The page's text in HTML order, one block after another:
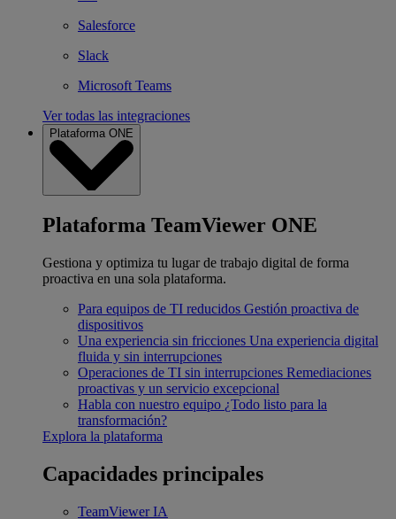
Salesforce
Slack
Microsoft Teams
Ver todas las integraciones
Plataforma ONE
Plataforma TeamViewer ONE
Gestiona y optimiza tu lugar de trabajo digital de forma
proactiva en una sola plataforma.
Para equipos de TI reducidos Gestión proactiva de
dispositivos
Una experiencia sin fricciones Una experiencia digital
fluida y sin interrupciones
Operaciones de TI sin interrupciones Remediaciones
proactivas y un servicio excepcional
Habla con nuestro equipo ¿Todo listo para la
transformación?
Explora la plataforma
Capacidades principales
TeamViewer IA